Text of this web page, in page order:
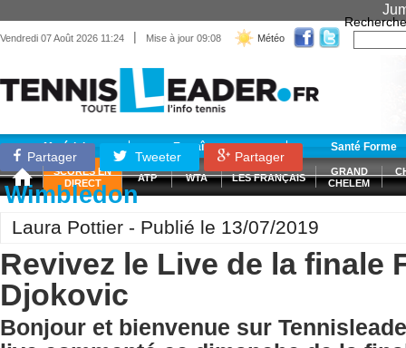
Vendredi 07 Août 2026 11:24 | Mise à jour 09:08 Météo
Matériel Entraînement Santé Forme
SCORES EN
DIRECT
ATP WTA LES FRANÇAIS
GRAND
CHELEM
Partager Tweeter Partager
Wimbledon
Laura Pottier - Publié le 13/07/2019
Revivez le Live de la finale
Djokovic
Bonjour et bienvenue sur